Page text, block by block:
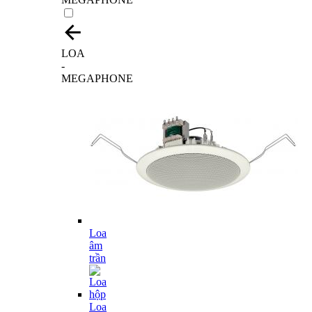
LOA
-
MEGAPHONE
Loa
âm
trần
Loa